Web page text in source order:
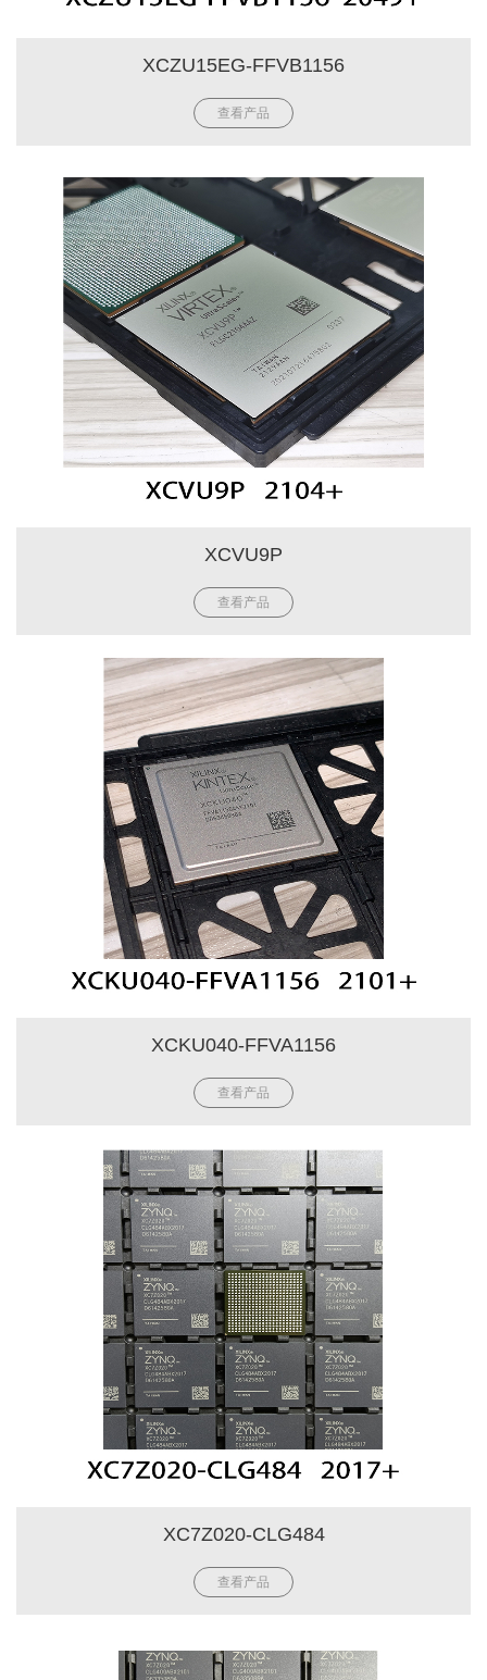
XCZU15EG-FFVB1156
查看产品
XCVU9P
查看产品
XCKU040-FFVA1156
查看产品
XC7Z020-CLG484
查看产品